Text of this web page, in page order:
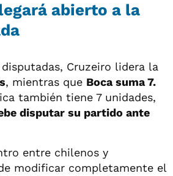
abierto a la
Cruzeiro lidera la
, mientras que Boca suma 7.
también tiene 7 unidades,
disputar su partido ante
entre chilenos y
modificar completamente el